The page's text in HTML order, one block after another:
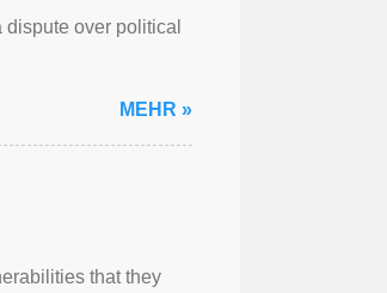
over political
MEHR »
that they